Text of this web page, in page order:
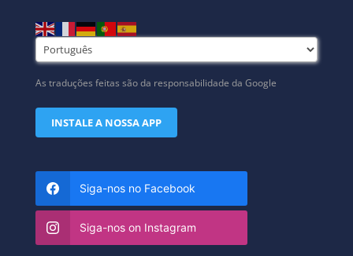
As traduções feitas são da responsabilidade da Google
INSTALE A NOSSA APP
Siga-nos no Facebook
Siga-nos on Instagram